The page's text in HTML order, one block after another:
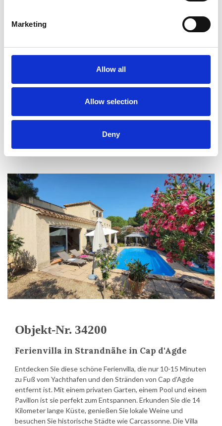
Marketing
Allow all
Allow selection
Deny
Objekt-Nr. 34200
Ferienvilla in Strandnähe in Cap d'Agde
Entdecken Sie diese schöne Ferienvilla, die nur 10-15 Minuten
zu Fuß vom Yachthafen und den Stränden von Cap d'Agde
entfernt ist. Mit einem privaten Garten, einem Pool und einem
Pavillon ist sie perfekt zum Entspannen. Erkunden Sie die 14
Kilometer lange Küste, genießen Sie lokale Weine und
besuchen Sie historische Städte wie Carcassonne. Die Villa